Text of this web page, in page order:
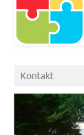
Kontakt